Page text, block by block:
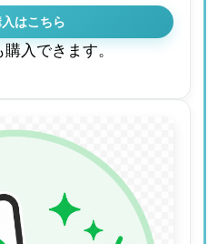
はこちら
入できます。